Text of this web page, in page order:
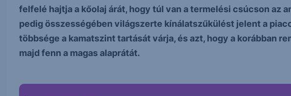
felfelé hajtja a kőolaj árát, hogy túl van a termelési csúcson az
pedig összességében világszerte kínálatszűkülést jelent a
többsége a kamatszint tartását várja, és azt, hogy a korábban
majd fenn a magas alaprátát.